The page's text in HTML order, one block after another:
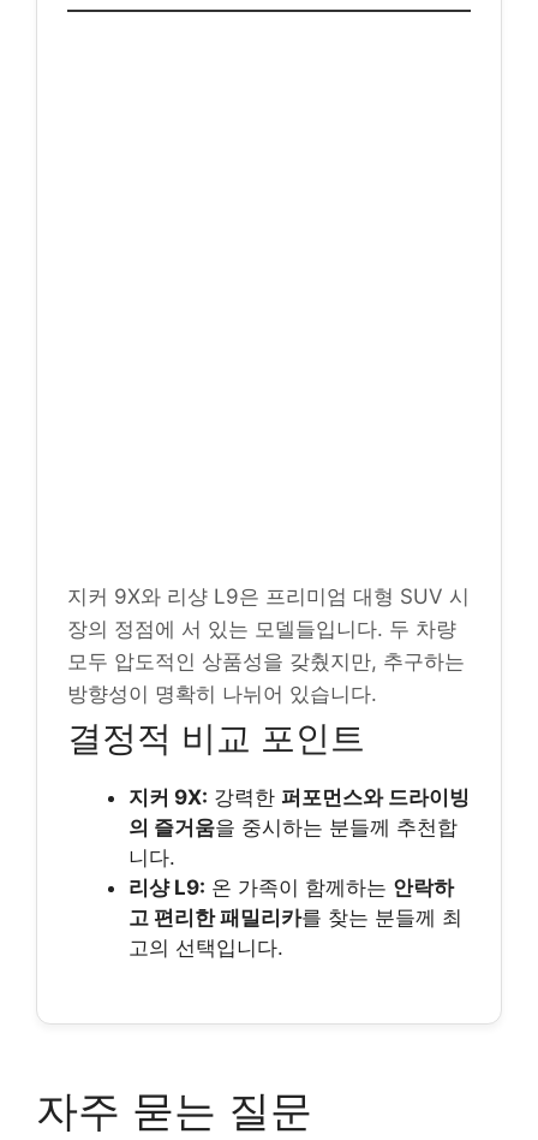
지커 9X와 리샹 L9은 프리미엄 대형 SUV 시
장의 정점에 서 있는 모델들입니다. 두 차량
모두 압도적인 상품성을 갖췄지만, 추구하는
방향성이 명확히 나뉘어 있습니다.
결정적 비교 포인트
지커 9X: 강력한 퍼포먼스와 드라이빙
의 즐거움을 중시하는 분들께 추천합
니다.
리샹 L9: 온 가족이 함께하는 안락하
고 편리한 패밀리카를 찾는 분들께 최
고의 선택입니다.
자주 묻는 질문